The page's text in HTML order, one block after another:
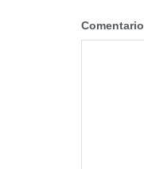
Comentario